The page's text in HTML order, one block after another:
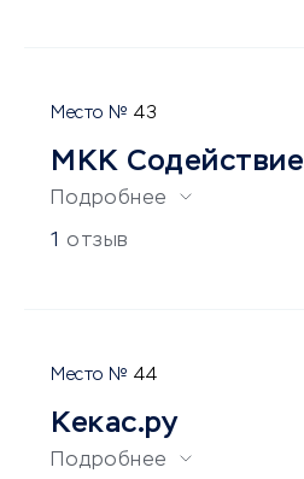
43
МКК Содействие
Подробнее
1 отзыв
44
Кекас.ру
Подробнее